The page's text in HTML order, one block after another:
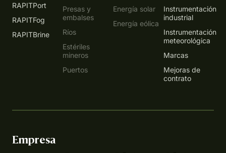
RAPITPort
RAPITFog
RAPITBrine
Presas y
embalses
Ríos
Estériles
mineros
Puertos
Energía solar
Energía eólica
Instrumentación
industrial
Instrumentación
meteorológica
Marcas
Mejoras de
contrato
Empresa